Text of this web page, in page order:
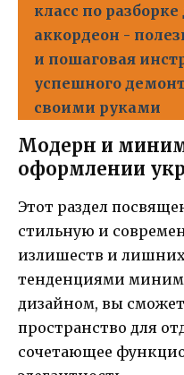
класс по
аккордеон -
и пошаговая
успешного
своими руками
Модерн и
оформлении
Этот раздел
стильную и
излишеств и лишних
тенденциями
дизайном, вы
пространство для
сочетающее